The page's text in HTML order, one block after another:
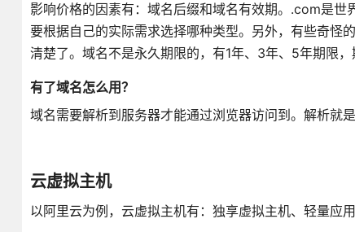
影响价格的因素有：域名后缀和域名有效期。.com是
要根据自己的实际需求选择哪种类型。另外，有些奇怪
清楚了。域名不是永久期限的，有1年、3年、5年期限，
有了域名怎么用？
域名需要解析到服务器才能通过浏览器访问到。解析就
云虚拟主机
以阿里云为例，云虚拟主机有：独享虚拟主机、轻量应